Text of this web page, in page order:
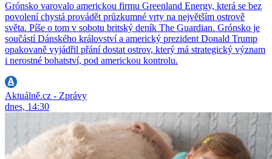
Grónsko varovalo americkou firmu Greenland Energy, která se bez
povolení chystá provádět průzkumné vrty na největším ostrově
světa. Píše o tom v sobotu britský deník The Guardian. Grónsko je
součástí Dánského království a americký prezident Donald Trump
opakovaně vyjádřil přání dostat ostrov, který má strategický význam
i nerostné bohatství, pod americkou kontrolu.
Aktuálně.cz - Zprávy
dnes, 14:30